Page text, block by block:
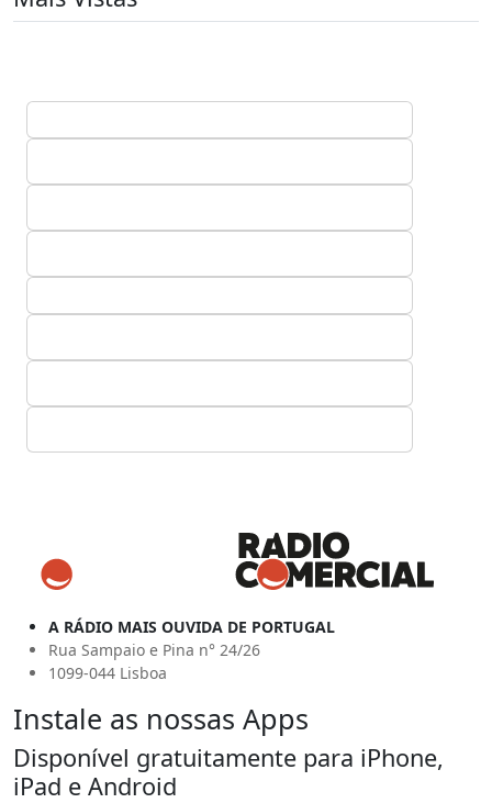
A RÁDIO MAIS OUVIDA DE PORTUGAL
Rua Sampaio e Pina n° 24/26
1099-044 Lisboa
Instale as nossas Apps
Disponível gratuitamente para iPhone,
iPad e Android